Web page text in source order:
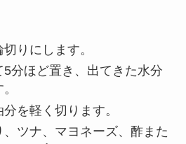
りにします。
分ほど置き、出てきた水分
を軽く切ります。
ツナ、マヨネーズ、酢また